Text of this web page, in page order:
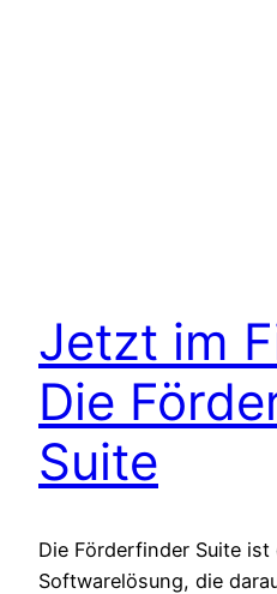
Jetzt im
Die
Suite
Die Förderfinder Suite
Softwarelösung, die